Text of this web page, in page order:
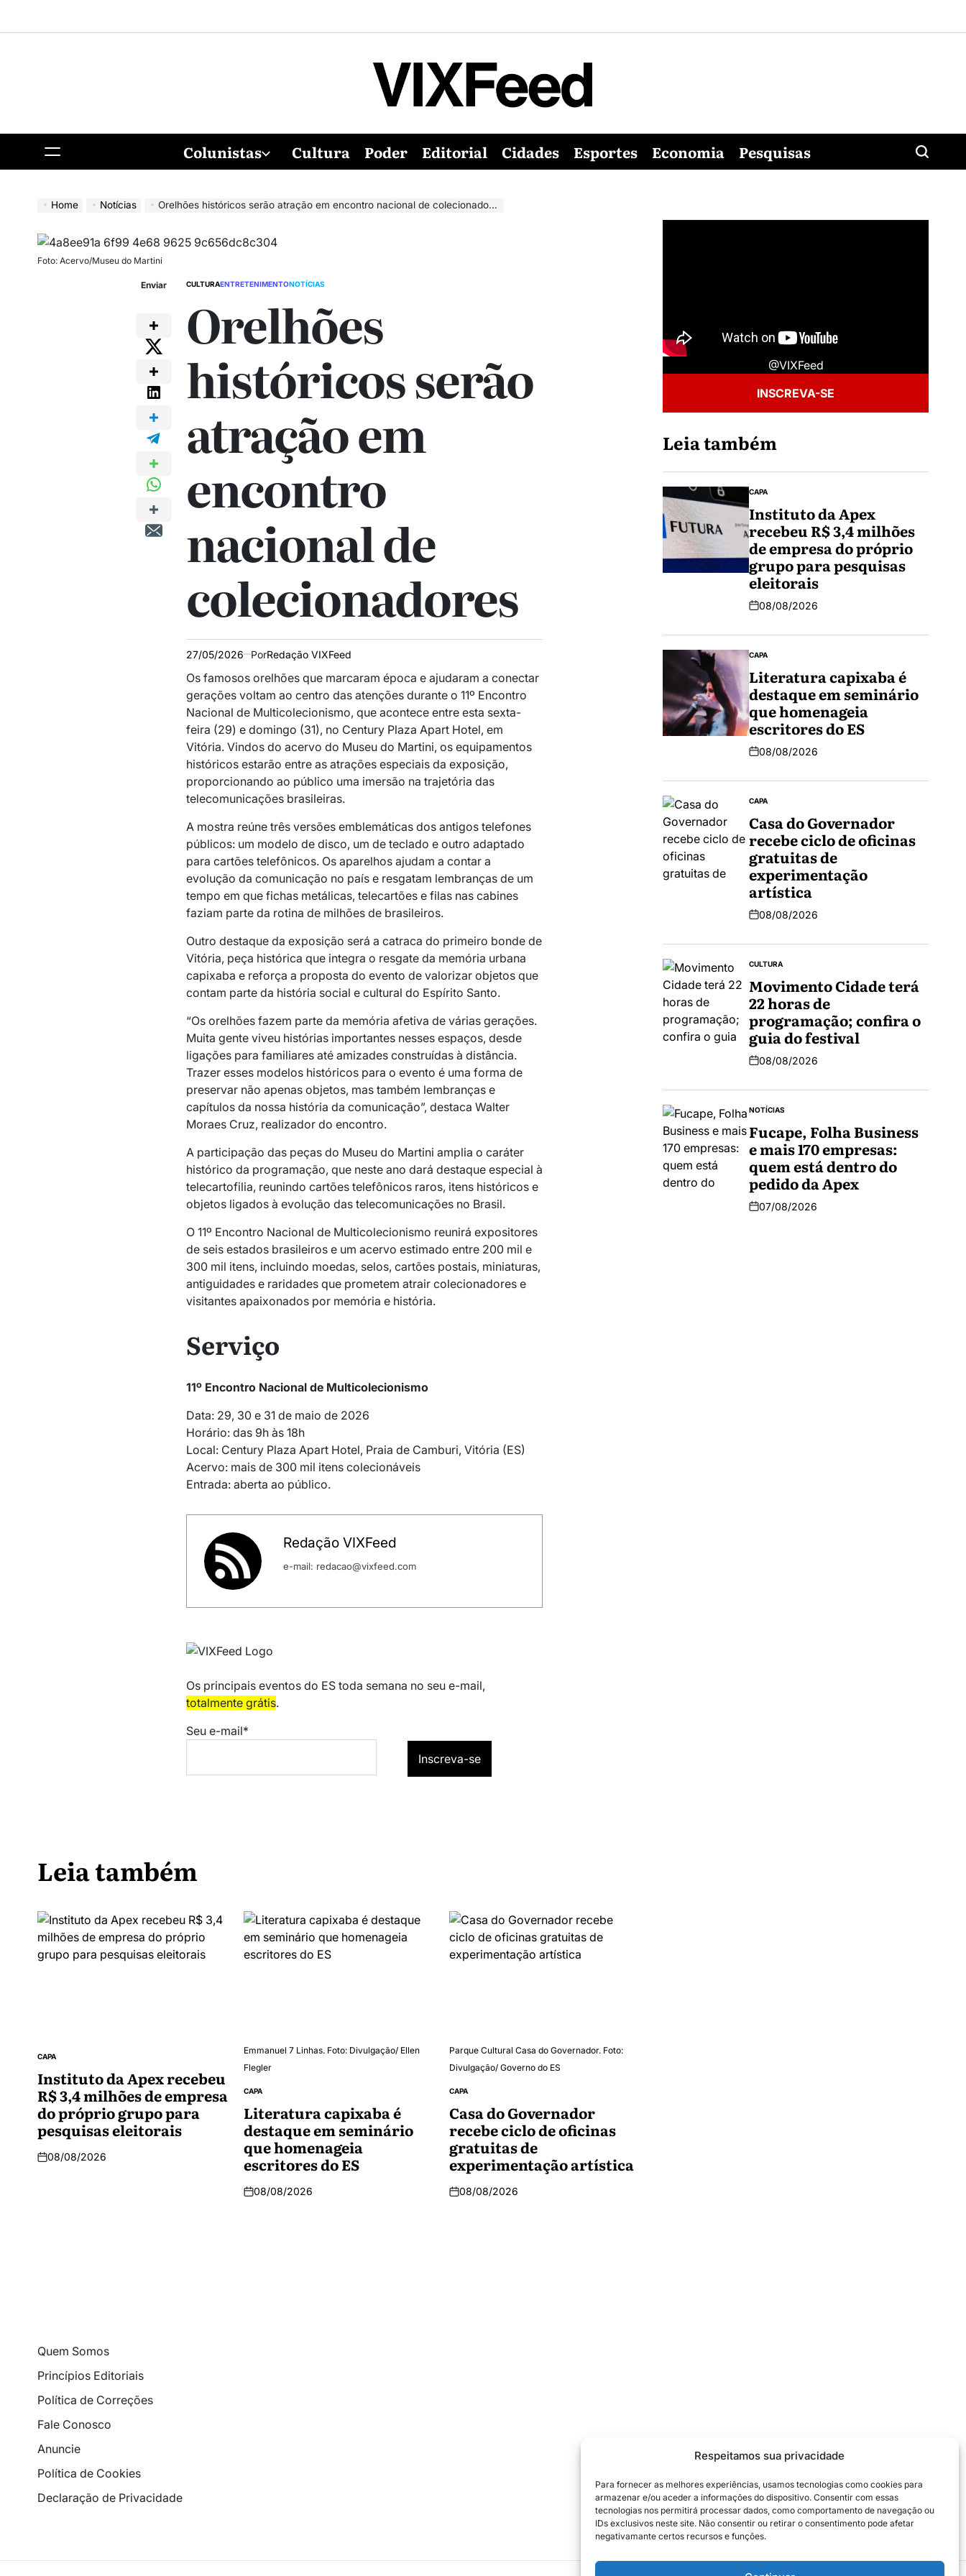
Respeitamos sua privacidade
Para fornecer as melhores experiências, usamos tecnologias como cookies para
armazenar e/ou aceder a informações do dispositivo. Consentir com essas
tecnologias nos permitirá processar dados, como comportamento de navegação ou
IDs exclusivos neste site. Não consentir ou retirar o consentimento pode afetar
negativamante certos recursos e funções.
Colunistas Cultura Poder Editorial Cidades Esportes Economia Pesquisas
Home Notícias Orelhões históricos serão atração em encontro nacional de colecionadores
Foto: Acervo/Museu do Martini
Enviar CULTURAENTRETENIMENTONOTÍCIAS
Orelhões
históricos serão
atração em
encontro
nacional de
colecionadores
27/05/2026 PorRedação VIXFeed
Os famosos orelhões que marcaram época e ajudaram a conectar
gerações voltam ao centro das atenções durante o 11º Encontro
Nacional de Multicolecionismo, que acontece entre esta sexta-
feira (29) e domingo (31), no Century Plaza Apart Hotel, em
Vitória. Vindos do acervo do Museu do Martini, os equipamentos
históricos estarão entre as atrações especiais da exposição,
proporcionando ao público uma imersão na trajetória das
telecomunicações brasileiras.
A mostra reúne três versões emblemáticas dos antigos telefones
públicos: um modelo de disco, um de teclado e outro adaptado
para cartões telefônicos. Os aparelhos ajudam a contar a
evolução da comunicação no país e resgatam lembranças de um
tempo em que fichas metálicas, telecartões e filas nas cabines
faziam parte da rotina de milhões de brasileiros.
Outro destaque da exposição será a catraca do primeiro bonde de
Vitória, peça histórica que integra o resgate da memória urbana
capixaba e reforça a proposta do evento de valorizar objetos que
contam parte da história social e cultural do Espírito Santo.
“Os orelhões fazem parte da memória afetiva de várias gerações.
Muita gente viveu histórias importantes nesses espaços, desde
ligações para familiares até amizades construídas à distância.
Trazer esses modelos históricos para o evento é uma forma de
preservar não apenas objetos, mas também lembranças e
capítulos da nossa história da comunicação”, destaca Walter
Moraes Cruz, realizador do encontro.
A participação das peças do Museu do Martini amplia o caráter
histórico da programação, que neste ano dará destaque especial à
telecartofilia, reunindo cartões telefônicos raros, itens históricos e
objetos ligados à evolução das telecomunicações no Brasil.
O 11º Encontro Nacional de Multicolecionismo reunirá expositores
de seis estados brasileiros e um acervo estimado entre 200 mil e
300 mil itens, incluindo moedas, selos, cartões postais, miniaturas,
antiguidades e raridades que prometem atrair colecionadores e
visitantes apaixonados por memória e história.
Serviço
11º Encontro Nacional de Multicolecionismo
Data: 29, 30 e 31 de maio de 2026
Horário: das 9h às 18h
Local: Century Plaza Apart Hotel, Praia de Camburi, Vitória (ES)
Acervo: mais de 300 mil itens colecionáveis
Entrada: aberta ao público.
Redação VIXFeed
e-mail: redacao@vixfeed.com
Os principais eventos do ES toda semana no seu e-mail,
totalmente grátis.
Seu e-mail*
Leia também
CAPA
Instituto da Apex recebeu
R$ 3,4 milhões de empresa
do próprio grupo para
pesquisas eleitorais
08/08/2026
Emmanuel 7 Linhas. Foto: Divulgação/ Ellen
Flegler
CAPA
Literatura capixaba é
destaque em seminário
que homenageia
escritores do ES
08/08/2026
Parque Cultural Casa do Governador. Foto:
Divulgação/ Governo do ES
CAPA
Casa do Governador
recebe ciclo de oficinas
gratuitas de
experimentação artística
08/08/2026
@VIXFeed
INSCREVA-SE
Leia também
CAPA
Instituto da Apex
recebeu R$ 3,4 milhões
de empresa do próprio
grupo para pesquisas
eleitorais
08/08/2026
CAPA
Literatura capixaba é
destaque em seminário
que homenageia
escritores do ES
08/08/2026
CAPA
Casa do Governador
recebe ciclo de oficinas
gratuitas de
experimentação
artística
08/08/2026
CULTURA
Movimento Cidade terá
22 horas de
programação; confira o
guia do festival
08/08/2026
NOTÍCIAS
Fucape, Folha Business
e mais 170 empresas:
quem está dentro do
pedido da Apex
07/08/2026
Quem Somos
Princípios Editoriais
Política de Correções
Fale Conosco
Anuncie
Política de Cookies
Declaração de Privacidade